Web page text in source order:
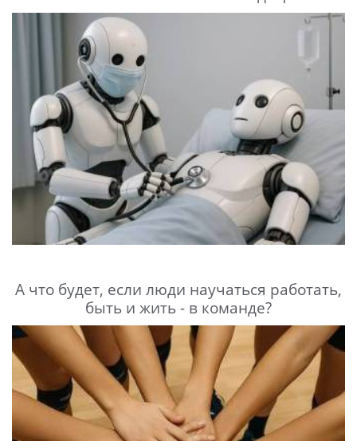
А что будет, если люди научаться работать,
быть и жить - в команде?